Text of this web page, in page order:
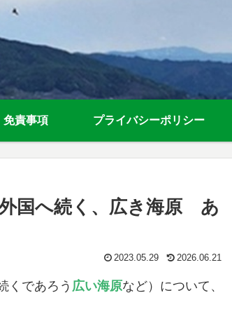
免責事項 プライバシーポリシー
国へ続く、広き海原 あ
2023.05.29 2026.06.21
くであろう 広い海原など）について、